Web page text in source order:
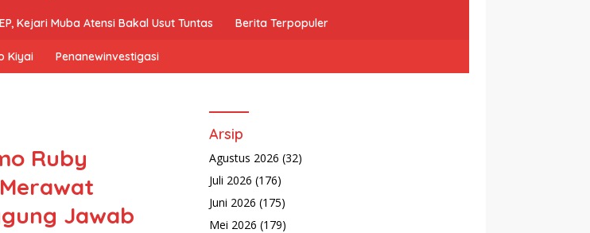
Kejari Muba Atensi Bakal Usut Tuntas Berita Terpopuler
Kiyai Penanewinvestigasi
Ruby
Jawab
Arsip
Agustus 2026 (32)
Juli 2026 (176)
Juni 2026 (175)
Mei 2026 (179)